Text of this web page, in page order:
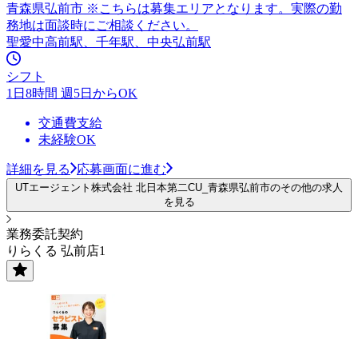
青森県弘前市 ※こちらは募集エリアとなります。実際の勤
務地は面談時にご相談ください。
聖愛中高前駅、千年駅、中央弘前駅
シフト
1日8時間 週5日からOK
交通費支給
未経験OK
詳細を見る 応募画面に進む
UTエージェント株式会社 北日本第二CU_青森県弘前市のその他の求人
を見る
業務委託契約
りらくる 弘前店1